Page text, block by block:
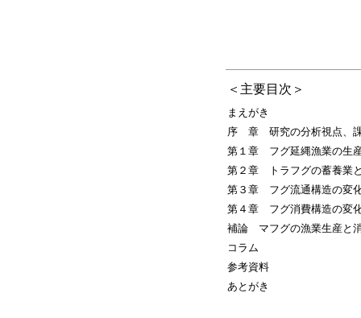
＜主要目次＞
まえがき
序 章 研究の分析視点、
第１章 フグ延縄漁業の生
第２章 トラフグの蓄養業
第３章 フグ流通構造の変
第４章 フグ消費構造の変
補論 マフグの漁業生産と
コラム
参考資料
あとがき